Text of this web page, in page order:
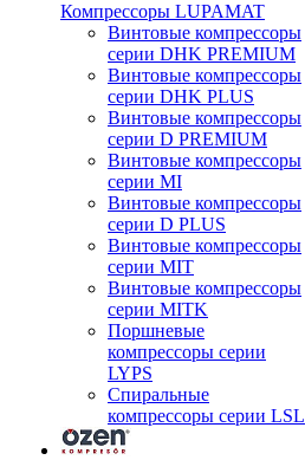
Компрессоры LUPAMAT
Винтовые компрессоры
серии DHK PREMIUM
Винтовые компрессоры
серии DHK PLUS
Винтовые компрессоры
серии D PREMIUM
Винтовые компрессоры
серии MI
Винтовые компрессоры
серии D PLUS
Винтовые компрессоры
серии MIT
Винтовые компрессоры
серии MITK
Поршневые
компрессоры серии
LYPS
Спиральные
компрессоры серии LSL